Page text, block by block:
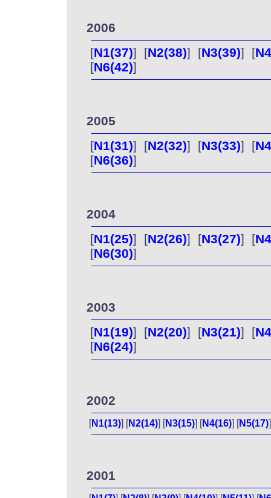
2006
[N1(37)] [N2(38)] [N3(39)] [
[N6(42)]
2005
[N1(31)] [N2(32)] [N3(33)] [
[N6(36)]
2004
[N1(25)] [N2(26)] [N3(27)] [
[N6(30)]
2003
[N1(19)] [N2(20)] [N3(21)] [
[N6(24)]
2002
[N1(13)] [N2(14)] [N3(15)] [N4(16)] [N5(17)
2001